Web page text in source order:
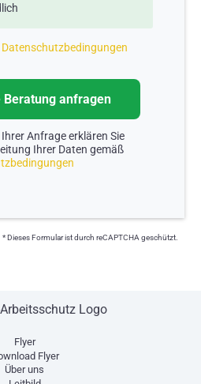
Datenschutzbedingungen
Anfrage erklären Sie
Ihrer Daten gemäß
* Dieses Formular ist durch reCAPTCHA geschützt.
Flyer
Flyer
Über uns